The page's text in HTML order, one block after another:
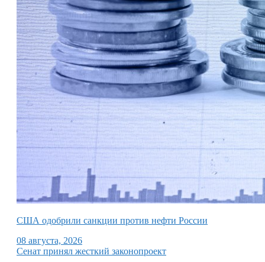
США одобрили санкции против нефти России
08 августа, 2026
Сенат принял жесткий законопроект